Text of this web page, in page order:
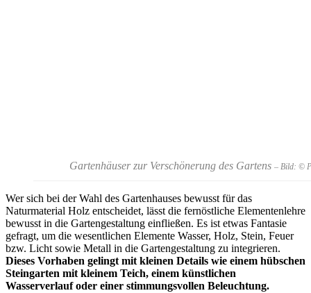
Gartenhäuser zur Verschönerung des Gartens – Bild: ©
Wer sich bei der Wahl des Gartenhauses bewusst für das
Naturmaterial Holz entscheidet, lässt die fernöstliche Elementenlehre
bewusst in die Gartengestaltung einfließen. Es ist etwas Fantasie
gefragt, um die wesentlichen Elemente Wasser, Holz, Stein, Feuer
bzw. Licht sowie Metall in die Gartengestaltung zu integrieren.
Dieses Vorhaben gelingt mit kleinen Details wie einem hübschen
Steingarten mit kleinem Teich, einem künstlichen
Wasserverlauf oder einer stimmungsvollen Beleuchtung.